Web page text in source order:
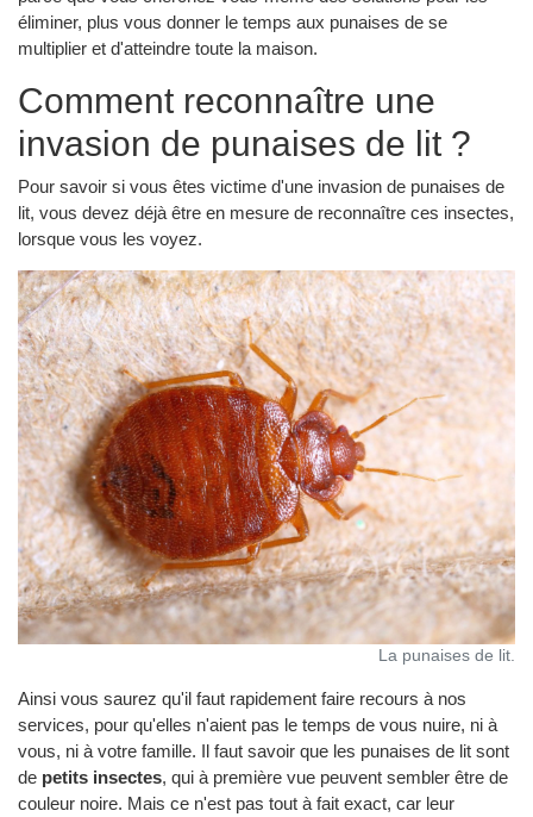
éliminer, plus vous donner le temps aux punaises de se
multiplier et d'atteindre toute la maison.
Comment reconnaître une
invasion de punaises de lit ?
Pour savoir si vous êtes victime d'une invasion de punaises de
lit, vous devez déjà être en mesure de reconnaître ces insectes,
lorsque vous les voyez.
La punaises de lit.
Ainsi vous saurez qu'il faut rapidement faire recours à nos
services, pour qu'elles n'aient pas le temps de vous nuire, ni à
vous, ni à votre famille. Il faut savoir que les punaises de lit sont
de petits insectes, qui à première vue peuvent sembler être de
couleur noire. Mais ce n'est pas tout à fait exact, car leur